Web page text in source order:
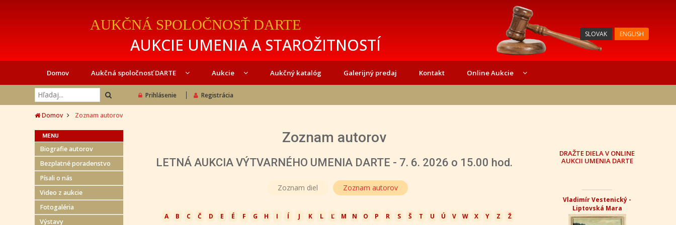
AUKČNÁ SPOLOČNOSŤ DARTE
AUKCIE UMENIA A STAROŽITNOSTÍ
SLOVAK ENGLISH
Domov Aukčná spoločnosť DARTE Aukcie Aukčný katalóg Galerijný predaj Kontakt Online Aukcie
Prihlásenie Registrácia
Domov Zoznam autorov
MENU
Biografie autorov
Bezplatné poradenstvo
Písali o nás
Video z aukcie
Fotogaléria
Výstavy
Zoznam autorov
LETNÁ AUKCIA VÝTVARNÉHO UMENIA DARTE - 7. 6. 2026 o 15.00 hod.
Zoznam diel Zoznam autorov
A B C Č D E É F G H I Í J K L Ľ M N O P R S Š T U Ú V W X Y Z Ž
DRAŽTE DIELA V ONLINE
AUKCII UMENIA DARTE
Vladimír Vestenický -
Liptovská Mara